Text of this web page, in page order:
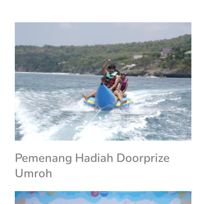
Pemenang Hadiah Doorprize
Umroh